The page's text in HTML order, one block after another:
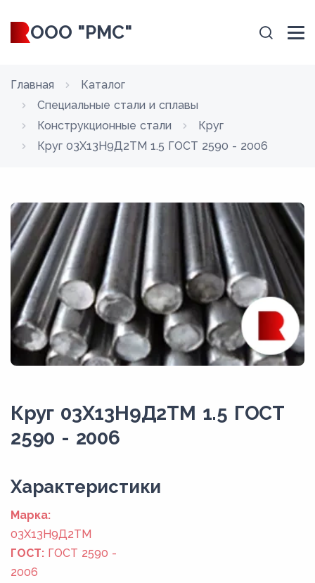
ООО "РМС"
Главная
Каталог
Специальные стали и сплавы
Конструкционные стали
Круг
Круг 03Х13Н9Д2ТМ 1.5 ГОСТ 2590 - 2006
Круг 03Х13Н9Д2ТМ 1.5 ГОСТ
2590 - 2006
Xарактеристики
Марка:
03Х13Н9Д2ТМ
ГОСТ: ГОСТ 2590 -
2006